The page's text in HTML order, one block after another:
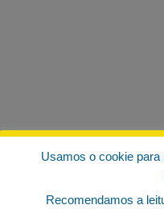
Usamos o cookie
Recomendamos a